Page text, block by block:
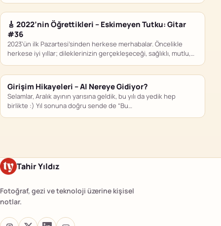
🎸 2022’nin Öğrettikleri – Eskimeyen Tutku: Gitar
#36
2023’ün ilk Pazartesi’sinden herkese merhabalar. Öncelikle
herkese iyi yıllar; dileklerinizin gerçekleşeceği, sağlıklı, mutlu,
Girişim Hikayeleri – AI Nereye Gidiyor?
Selamlar, Aralık ayının yarısına geldik, bu yılı da yedik hep
birlikte :) Yıl sonuna doğru sende de “Bu…
Tahir Yıldız
Fotoğraf, gezi ve teknoloji üzerine kişisel
notlar.